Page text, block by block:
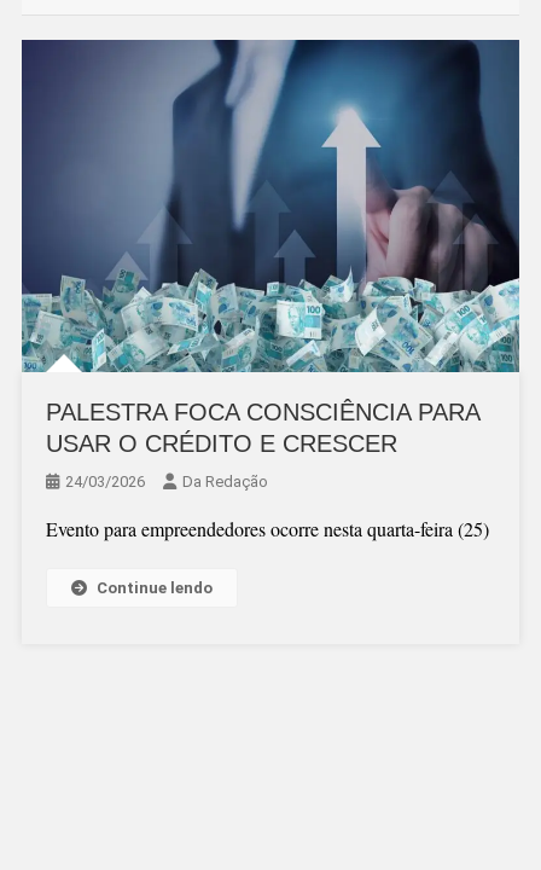
PALESTRA FOCA CONSCIÊNCIA PARA
USAR O CRÉDITO E CRESCER
24/03/2026 Da Redação
Evento para empreendedores ocorre nesta quarta-feira (25)
Continue lendo